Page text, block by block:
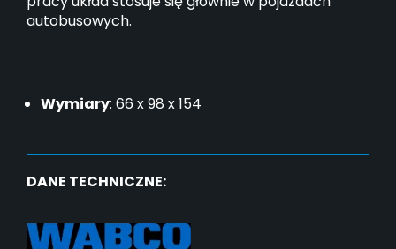
autobusowych.
Wymiary: 66 x 98 x 154
DANE TECHNICZNE: